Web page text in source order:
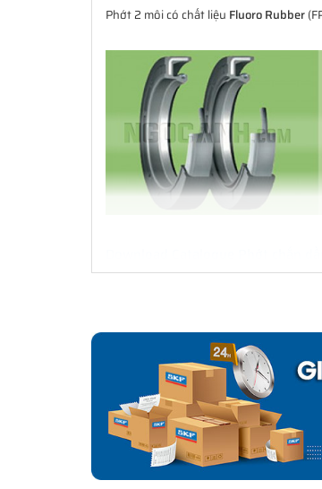
Phớt 2 môi có chất liệu Fluoro Rubber
xúc với bề mặt cố định hay bề mặt
cầu ứng dụng. Không chỉ là các ứng
dụng công nghiệp. SKF có thể cung
lắp cho thiết bị ban đầu đến thị trường